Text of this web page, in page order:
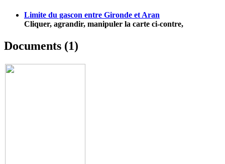
Limite du gascon entre Gironde et Aran
Cliquer, agrandir, manipuler la carte ci-contre,
Documents (1)